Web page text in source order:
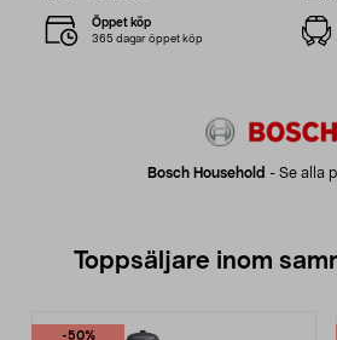
Bosch Household - Se alla
Öppet köp
365 dagar öppet köp
Toppsäljare inom
-50%